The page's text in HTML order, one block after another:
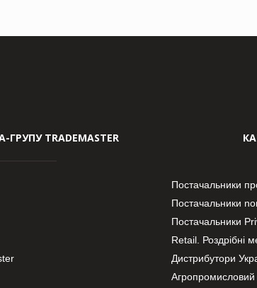
TRADEMASTER
Постачальники
Постачальники
Постачальники
Retail. Роздрібні
Дистрибутори
Агропромисловий